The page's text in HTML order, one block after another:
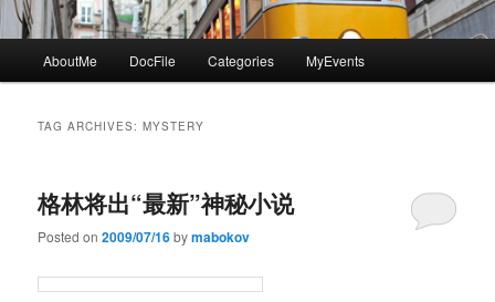
AboutMe DocFile Categories MyEvents
TAG ARCHIVES:MYSTERY
格林将出“最新”神秘小说
Posted on2009/07/16bymabokov